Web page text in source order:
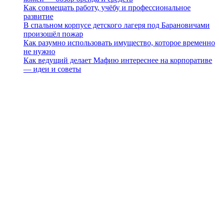
Как совмещать работу, учёбу и профессиональное
развитие
В спальном корпусе детского лагеря под Барановичами
произошёл пожар
Как разумно использовать имущество, которое временно
не нужно
Как ведущий делает Мафию интереснее на корпоративе
— идеи и советы